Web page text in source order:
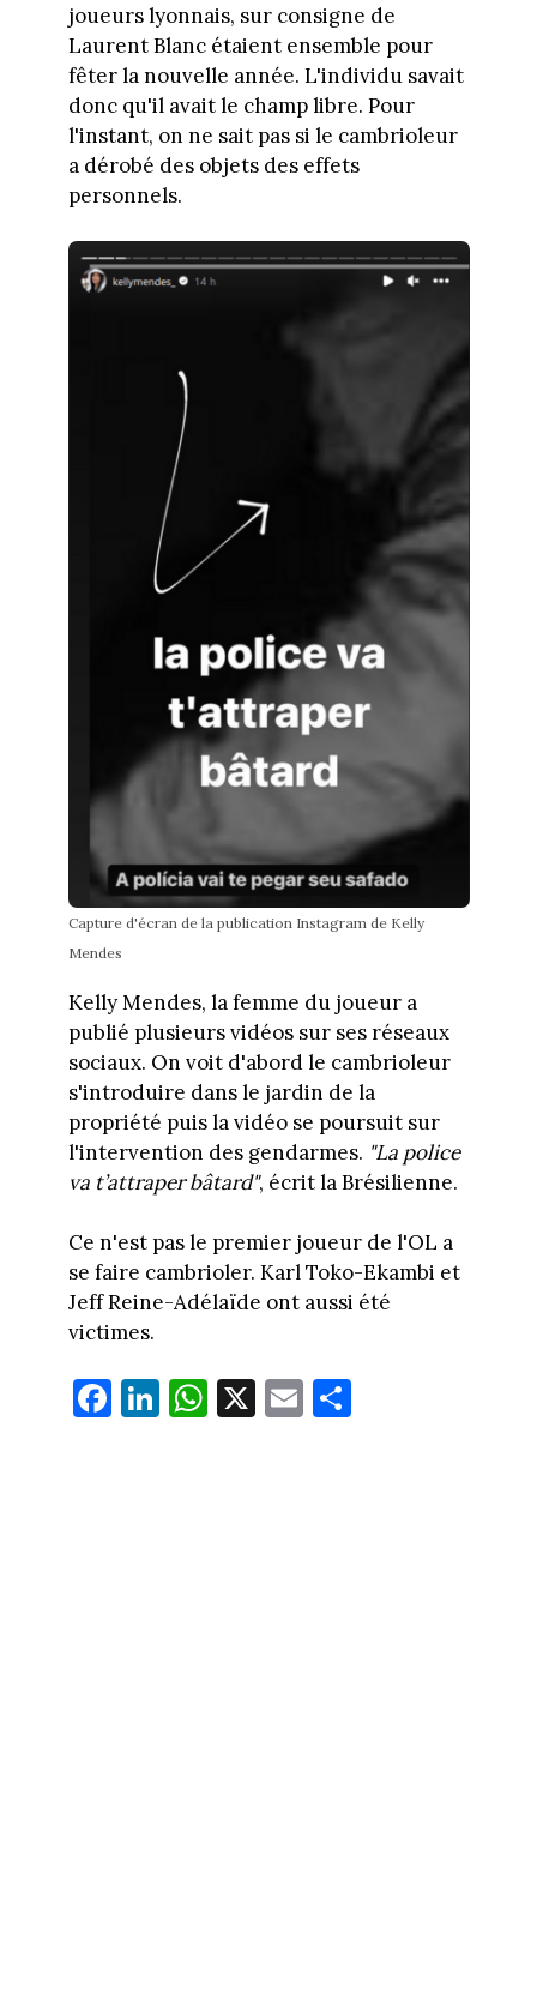
joueurs lyonnais, sur consigne de
Laurent Blanc étaient ensemble pour
fêter la nouvelle année. L'individu savait
donc qu'il avait le champ libre. Pour
l'instant, on ne sait pas si le cambrioleur
a dérobé des objets des effets
personnels.
Capture d'écran de la publication Instagram de Kelly
Mendes
Kelly Mendes, la femme du joueur a
publié plusieurs vidéos sur ses réseaux
sociaux. On voit d'abord le cambrioleur
s'introduire dans le jardin de la
propriété puis la vidéo se poursuit sur
l'intervention des gendarmes. "La police
va t’attraper bâtard", écrit la Brésilienne.
Ce n'est pas le premier joueur de l'OL a
se faire cambrioler. Karl Toko-Ekambi et
Jeff Reine-Adélaïde ont aussi été
victimes.
Fa
ce
Li
nk
W
ha
X E
m
Pa